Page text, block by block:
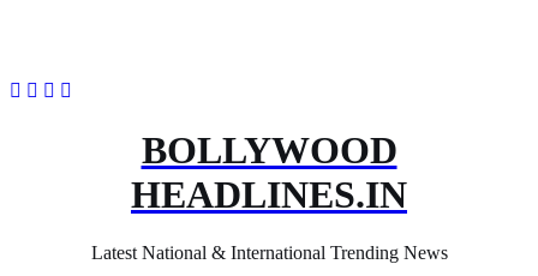
BOLLYWOOD
HEADLINES.IN
Latest National & International Trending News